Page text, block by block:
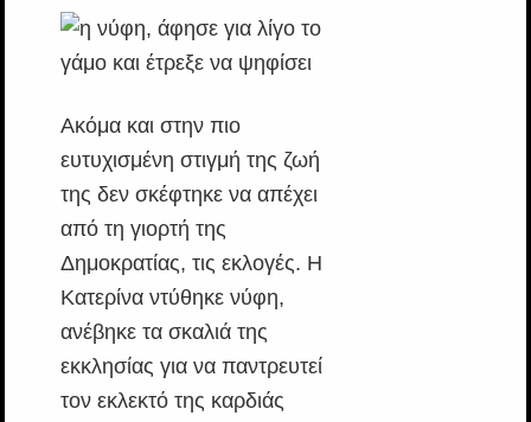
Ακόμα και στην πιο
ευτυχισμένη στιγμή της ζωή
της δεν σκέφτηκε να απέχει
από τη γιορτή της
Δημοκρατίας, τις εκλογές. Η
Κατερίνα ντύθηκε νύφη,
ανέβηκε τα σκαλιά της
εκκλησίας για να παντρευτεί
τον εκλεκτό της καρδιάς